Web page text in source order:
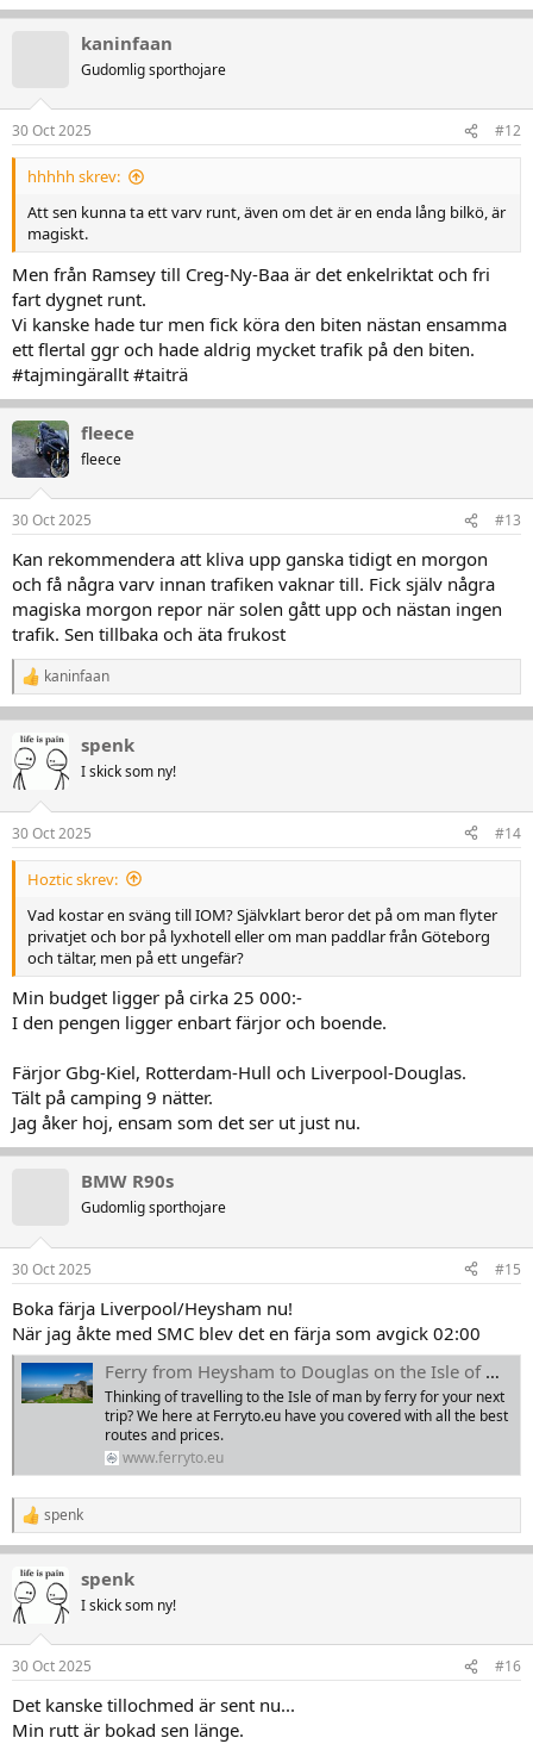
kaninfaan
Gudomlig sporthojare
30 Oct 2025 #12
hhhhh skrev:
Att sen kunna ta ett varv runt, även om det är en enda lång bilkö, är
magiskt.
Men från Ramsey till Creg-Ny-Baa är det enkelriktat och fri
fart dygnet runt.
Vi kanske hade tur men fick köra den biten nästan ensamma
ett flertal ggr och hade aldrig mycket trafik på den biten.
#tajmingärallt #taiträ
fleece
fleece
30 Oct 2025 #13
Kan rekommendera att kliva upp ganska tidigt en morgon
och få några varv innan trafiken vaknar till. Fick själv några
magiska morgon repor när solen gått upp och nästan ingen
trafik. Sen tillbaka och äta frukost
R
e
a
k
t
i
n
e
r
kaninfaan
spenk
I skick som ny!
30 Oct 2025 #14
Hoztic skrev:
Vad kostar en sväng till IOM? Självklart beror det på om man flyter
privatjet och bor på lyxhotell eller om man paddlar från Göteborg
och tältar, men på ett ungefär?
Min budget ligger på cirka 25 000:-
I den pengen ligger enbart färjor och boende.
Färjor Gbg-Kiel, Rotterdam-Hull och Liverpool-Douglas.
Tält på camping 9 nätter.
Jag åker hoj, ensam som det ser ut just nu.
BMW R90s
Gudomlig sporthojare
30 Oct 2025 #15
Boka färja Liverpool/Heysham nu!
När jag åkte med SMC blev det en färja som avgick 02:00
Ferry from Heysham to Douglas on the Isle of Man
Thinking of travelling to the Isle of man by ferry for your next
trip? We here at Ferryto.eu have you covered with all the best
routes and prices.
www.ferryto.eu
R
e
a
k
t
i
e
:
spenk
spenk
I skick som ny!
30 Oct 2025 #16
Det kanske tillochmed är sent nu...
Min rutt är bokad sen länge.